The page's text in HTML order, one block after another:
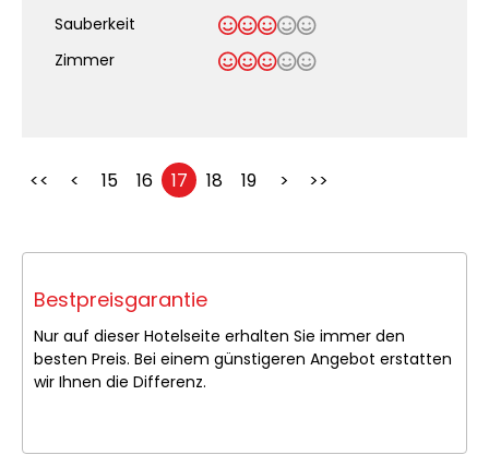
Sauberkeit
Zimmer
<< < 15 16 17 18 19 > >>
Bestpreisgarantie
Nur auf dieser Hotelseite erhalten Sie immer den
besten Preis. Bei einem günstigeren Angebot erstatten
wir Ihnen die Differenz.